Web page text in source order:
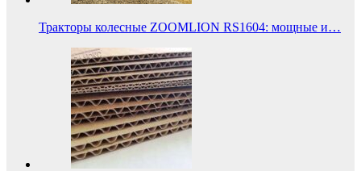
Тракторы колесные ZOOMLION RS1604: мощные и…